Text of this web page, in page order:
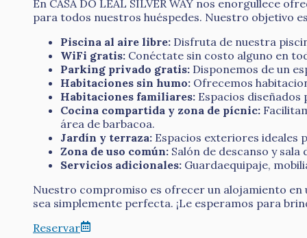
En CASA DO LEAL SILVER WAY nos enorgullece
para todos nuestros huéspedes. Nuestro objetivo
Piscina al aire libre: Disfruta de nuestra
WiFi gratis: Conéctate sin costo alguno en
Parking privado gratis: Disponemos de un
Habitaciones sin humo: Ofrecemos
Habitaciones familiares: Espacios
Cocina compartida y zona de pícnic:
área de barbacoa.
Jardín y terraza: Espacios exteriores
Zona de uso común: Salón de descanso y
Servicios adicionales: Guardaequipaje,
Nuestro compromiso es ofrecer un alojamiento
sea simplemente perfecta. ¡Le esperamos para
Reservar